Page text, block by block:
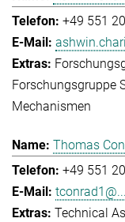
+49 551
Forschungsgruppe
Mechanismen
Thomas
+49 551
tconrad1@...
Technical